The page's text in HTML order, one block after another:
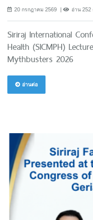
20 กรกฎาคม 2569 อ่าน 252
Siriraj International
Health (SICMPH)
Mythbusters 2026
อ่านต่อ